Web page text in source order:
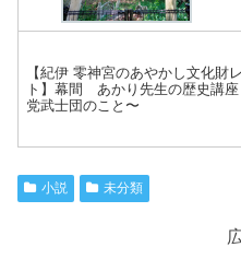
【紀伊 零神宮のあやかし文化財
ト】幕間 あかり先生の歴史講座
党武士団のこと〜
小説 未分類